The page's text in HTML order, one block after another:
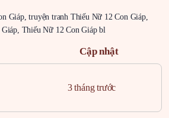
Giáp, truyện tranh Thiếu Nữ 12 Con Giáp,
Thiếu Nữ 12 Con Giáp bl
Cập nhật
3 tháng trước